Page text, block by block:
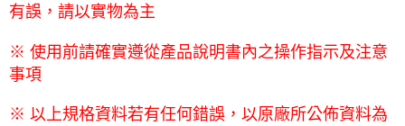
有誤，請以實物為主
※ 使用前請確實遵從產品說明書內之操作指示及注意
事項
※ 以上規格資料若有任何錯誤，以原廠所公佈資料為